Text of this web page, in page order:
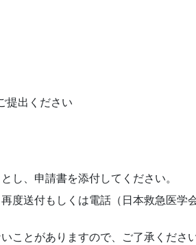
提出ください
し、申請書を添付してください。
度送付もしくは電話（日本救急医学
ことがありますので、ご了承ください